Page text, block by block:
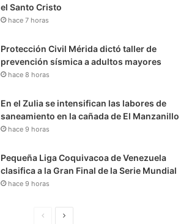
el Santo Cristo
hace 7 horas
Protección Civil Mérida dictó taller de
prevención sísmica a adultos mayores
hace 8 horas
En el Zulia se intensifican las labores de
saneamiento en la cañada de El Manzanillo
hace 9 horas
Pequeña Liga Coquivacoa de Venezuela
clasifica a la Gran Final de la Serie Mundial
hace 9 horas